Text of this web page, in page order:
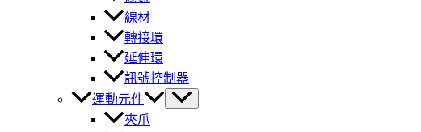
線材
轉接環
延伸環
訊號控制器
運動元件
夾爪